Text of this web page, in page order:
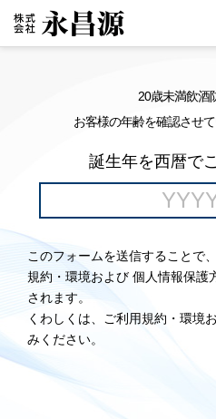
20歳未満飲酒
お客様の年齢を確認させ
誕生年を西暦で
このフォームを送信することで
規約・環境および 個人情報保護
されます。
くわしくは、ご利用規約・環境
みください。